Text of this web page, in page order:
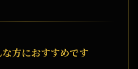
方におすすめです